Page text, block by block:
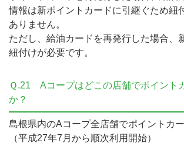
情報は新ポイントカードに引継ぐため紐
ありません。
ただし、給油カードを再発行した場合、
紐付けが必要です。
Ｑ.21
Aコープはどこの店舗でポイント
か？
島根県内のAコープ全店舗でポイントカー
（平成27年7月から順次利用開始）